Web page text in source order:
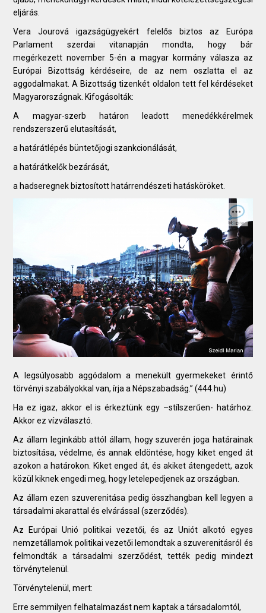
eljárás.
Vera Jourová igazságügyekért felelős biztos az Európa
Parlament szerdai vitanapján mondta, hogy bár
megérkezett november 5-én a magyar kormány válasza az
Európai Bizottság kérdéseire, de az nem oszlatta el az
aggodalmakat. A Bizottság tizenkét oldalon tett fel kérdéseket
Magyarországnak. Kifogásolták:
A magyar-szerb határon leadott menedékkérelmek
rendszerszerű elutasítását,
a határátlépés büntetőjogi szankcionálását,
a határátkelők bezárását,
a hadseregnek biztosított határrendészeti hatásköröket.
A legsúlyosabb aggódalom a menekült gyermekeket érintő
törvényi szabályokkal van,írja a Népszabadság.” (444.hu)
Ha ez igaz, akkor el is érkeztünk egy –stílszerűen- határhoz.
Akkor ez vízválasztó.
Az állam leginkább attól állam, hogy szuverén joga határainak
biztosítása, védelme, és annak eldöntése, hogy kiket enged át
azokon a határokon. Kiket enged át, és akiket átengedett, azok
közül kiknek engedi meg, hogy letelepedjenek az országban.
Az állam ezen szuverenitása pedig összhangban kell legyen a
társadalmi akarattal és elvárással (szerződés).
Az Európai Unió politikai vezetői, és az Uniót alkotó egyes
nemzetállamok politikai vezetői lemondtak a szuverenitásról és
felmondták a társadalmi szerződést, tették pedig mindezt
törvénytelenül.
Törvénytelenül, mert:
Erre semmilyen felhatalmazást nem kaptak a társadalomtól,